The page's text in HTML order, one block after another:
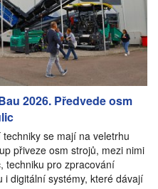
2026. Předvede osm
se mají na veletrhu
přiveze osm strojů, mezi nimi
techniku pro zpracování
i digitální systémy, které dávají